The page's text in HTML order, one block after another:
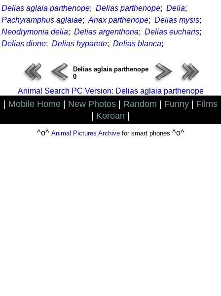
Delias aglaia parthenope; Delias parthenope; Delia;
Pachyramphus aglaiae; Anax parthenope; Delias mysis;
Neodrymonia delia; Delias argenthona; Delias eucharis;
Delias dione; Delias hyparete; Delias blanca;
Delias aglaia parthenope
0
Animal Search PC Version: Delias aglaia parthenope
Mobile Home New Photos Random Funny
Films
Korean
^o^ Animal Pictures Archivefor smart phones ^o^